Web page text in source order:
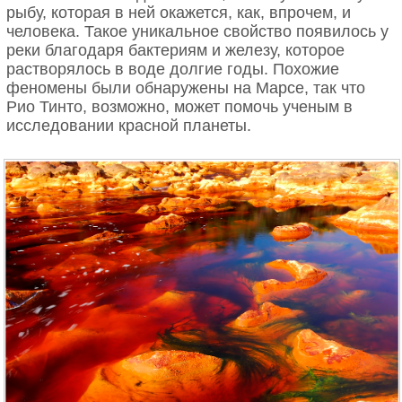
Питкэрн
Тропические леса Амазонки
Тропический лес Амазонки, самый крупный
Год создания картины: 1872
На полотне изображён старый аванпорт
французского города Гавра.
Та самая улица с картины «Парижская
Кайботта
внимательных и мудрых глаз — глаз змея, уже
давно знающего все тайны этого мира.
Бойницкий замок, Словакия
рыбу, которая в ней окажется, как, впрочем, и
человека. Такое уникальное свойство появилось у
реки благодаря бактериям и железу, которое
растворялось в воде долгие годы. Похожие
феномены были обнаружены на Марсе, так что
Рио Тинто, возможно, может помочь ученым в
исследовании красной планеты.